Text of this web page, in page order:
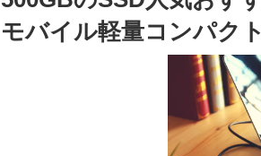
モバイル軽量コンパク